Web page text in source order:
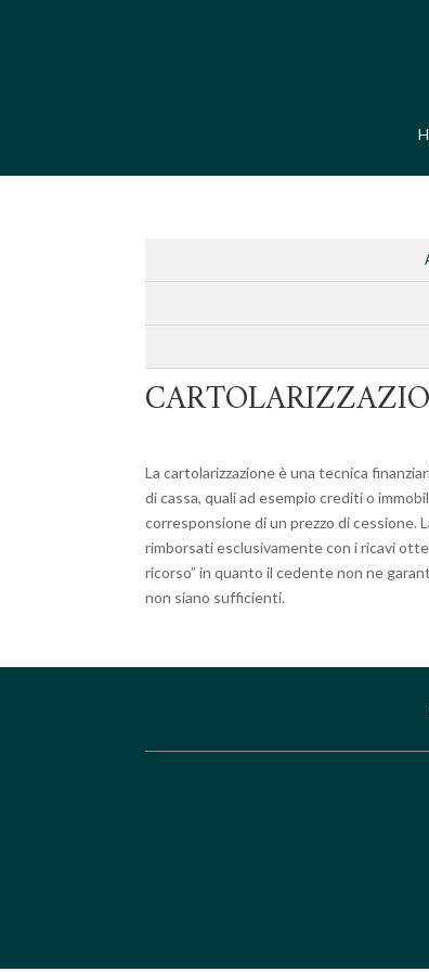
La cartolarizzazione è una tecnica
di cassa, quali ad esempio crediti o
corresponsione di un prezzo di cessione.
rimborsati esclusivamente con i ricavi
ricorso” in quanto il cedente non ne
non siano sufficienti.